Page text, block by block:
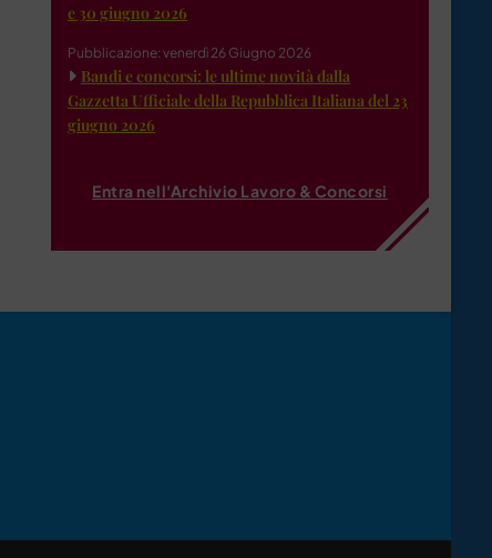
e 30 giugno 2026
Pubblicazione: venerdì 26 Giugno 2026
Bandi e concorsi: le ultime novità dalla
Gazzetta Ufficiale della Repubblica Italiana del 23
giugno 2026
Entra nell'Archivio Lavoro & Concorsi